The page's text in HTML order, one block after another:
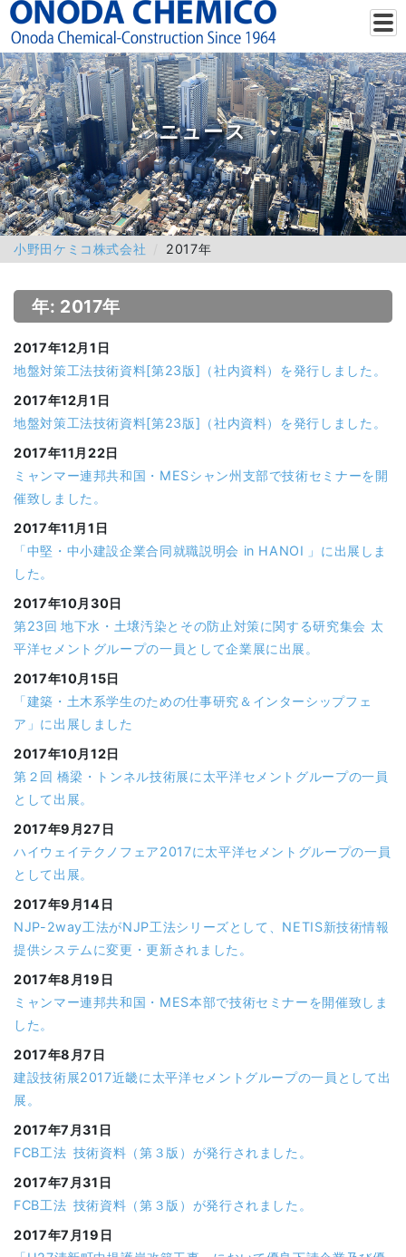
ニュース
小野田ケミコ株式会社 2017年
年: 2017年
2017年12月1日
地盤対策工法技術資料[第23版]（社内資料）を発行しました。
2017年12月1日
地盤対策工法技術資料[第23版]（社内資料）を発行しました。
2017年11月22日
ミャンマー連邦共和国・MESシャン州支部で技術セミナーを開
催致しました。
2017年11月1日
「中堅・中小建設企業合同就職説明会 in HANOI 」に出展しま
した。
2017年10月30日
第23回 地下水・土壌汚染とその防止対策に関する研究集会 太
平洋セメントグループの一員として企業展に出展。
2017年10月15日
「建築・土木系学生のための仕事研究＆インターシップフェ
ア」に出展しました
2017年10月12日
第２回 橋梁・トンネル技術展に太平洋セメントグループの一員
として出展。
2017年9月27日
ハイウェイテクノフェア2017に太平洋セメントグループの一員
として出展。
2017年9月14日
NJP-2way工法がNJP工法シリーズとして、NETIS新技術情報
提供システムに変更・更新されました。
2017年8月19日
ミャンマー連邦共和国・MES本部で技術セミナーを開催致しま
した。
2017年8月7日
建設技術展2017近畿に太平洋セメントグループの一員として出
展。
2017年7月31日
FCB工法 技術資料（第３版）が発行されました。
2017年7月31日
FCB工法 技術資料（第３版）が発行されました。
2017年7月19日